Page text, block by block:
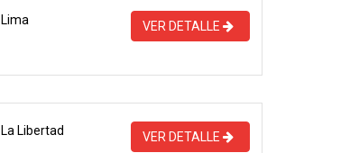
Lima VER DETALLE
La Libertad VER DETALLE